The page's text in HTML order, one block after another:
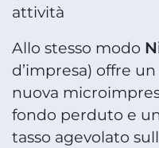
attività
Allo stesso modo N
d’impresa) offre
nuova
fondo perduto e
tasso agevolato